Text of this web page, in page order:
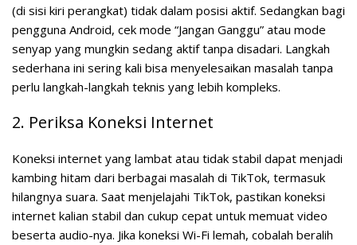
(di sisi kiri perangkat) tidak dalam posisi aktif. Sedangkan bagi
pengguna Android, cek mode “Jangan Ganggu” atau mode
senyap yang mungkin sedang aktif tanpa disadari. Langkah
sederhana ini sering kali bisa menyelesaikan masalah tanpa
perlu langkah-langkah teknis yang lebih kompleks.
2. Periksa Koneksi Internet
Koneksi internet yang lambat atau tidak stabil dapat menjadi
kambing hitam dari berbagai masalah di TikTok, termasuk
hilangnya suara. Saat menjelajahi TikTok, pastikan koneksi
internet kalian stabil dan cukup cepat untuk memuat video
beserta audio-nya. Jika koneksi Wi-Fi lemah, cobalah beralih